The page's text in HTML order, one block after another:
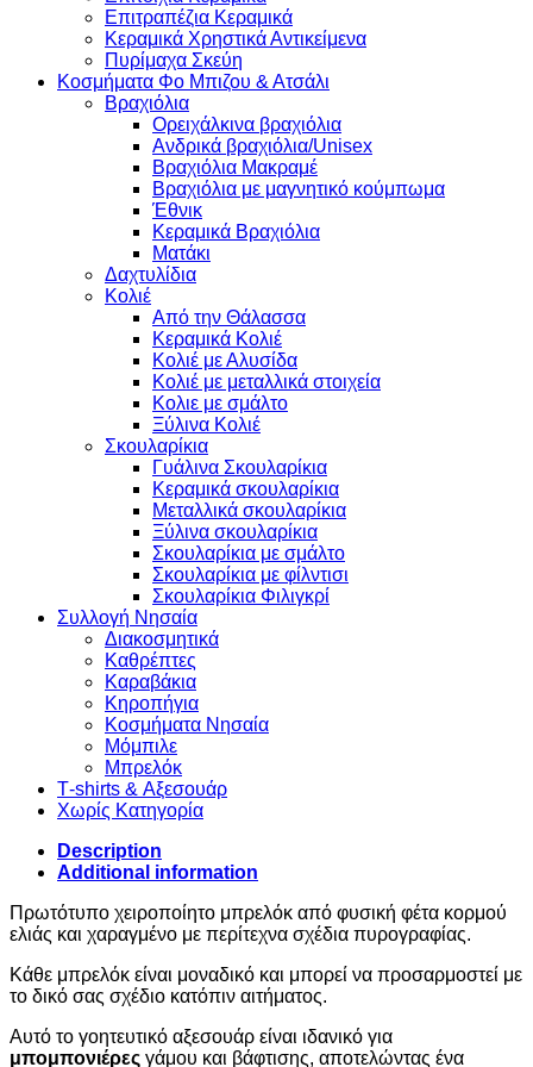
Επιτραπέζια Κεραμικά
Κεραμικά Χρηστικά Αντικείμενα
Πυρίμαχα Σκεύη
Κοσμήματα Φο Μπιζου & Ατσάλι
Βραχιόλια
Oρειχάλκινα βραχιόλια
Ανδρικά βραχιόλια/Unisex
Βραχιόλια Μακραμέ
Βραχιόλια με μαγνητικό κούμπωμα
Έθνικ
Κεραμικά Βραχιόλια
Ματάκι
Δαχτυλίδια
Κολιέ
Από την Θάλασσα
Κεραμικά Κολιέ
Κολιέ με Αλυσίδα
Κολιέ με μεταλλικά στοιχεία
Κολιε με σμάλτο
Ξύλινα Κολιέ
Σκουλαρίκια
Γυάλινα Σκουλαρίκια
Κεραμικά σκουλαρίκια
Μεταλλικά σκουλαρίκια
Ξύλινα σκουλαρίκια
Σκουλαρίκια με σμάλτο
Σκουλαρίκια με φίλντισι
Σκουλαρίκια Φιλιγκρί
Συλλογή Νησαία
Διακοσμητικά
Καθρέπτες
Καραβάκια
Κηροπήγια
Κοσμήματα Νησαία
Μόμπιλε
Μπρελόκ
Τ-shirts & Αξεσουάρ
Χωρίς Κατηγορία
Description
Additional information
Πρωτότυπο χειροποίητο μπρελόκ από φυσική φέτα κορμού
ελιάς και χαραγμένο με περίτεχνα σχέδια πυρογραφίας.
Κάθε μπρελόκ είναι μοναδικό και μπορεί να προσαρμοστεί με
το δικό σας σχέδιο κατόπιν αιτήματος.
Αυτό το γοητευτικό αξεσουάρ είναι ιδανικό για
μπομπονιέρες γάμου και βάφτισης, αποτελώντας ένα